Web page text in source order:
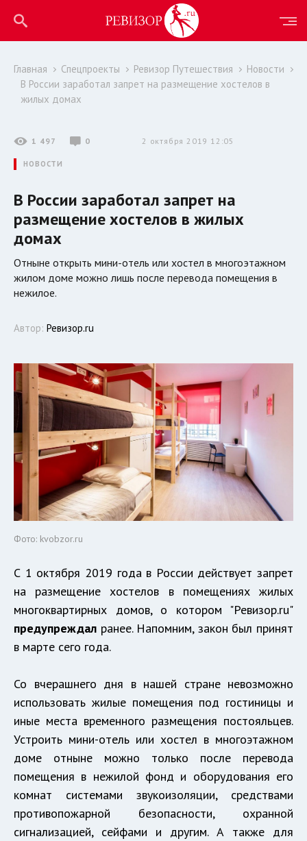
Главная Спецпроекты Ревизор Путешествия
Новости
В России заработал запрет на размещение хостелов в
жилых домах
1 497 0 2 октября 2019 12:05
НОВОСТИ
В России заработал запрет на
размещение хостелов в жилых
домах
Отныне открыть мини-отель или хостел в многоэтажном
жилом доме можно лишь после перевода помещения в
нежилое.
Автор: Ревизор.ru
Фото: kvobzor.ru
С 1 октября 2019 года в России действует запрет
на размещение хостелов в помещениях жилых
многоквартирных домов, о котором "Ревизор.ru"
предупреждал ранее. Напомним, закон был принят
в марте сего года.
Со вчерашнего дня в нашей стране невозможно
использовать жилые помещения под гостиницы и
иные места временного размещения постояльцев.
Устроить мини-отель или хостел в многоэтажном
доме отныне можно только после перевода
помещения в нежилой фонд и оборудования его
комнат системами звукоизоляции, средствами
противопожарной безопасности, охранной
сигнализацией, сейфами и другим. А также для